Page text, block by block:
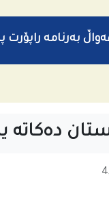
بەرنامە راپۆرت
ده‌كاته‌